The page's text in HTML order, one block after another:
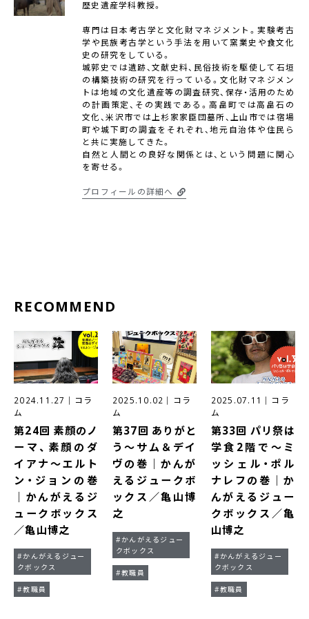
歴史遺産学科教授。
専門は日本考古学と文化財マネジメント。実験考古
学や民族考古学という手法を用いて窯業史や食文化
史の研究をしている。
城郭史では遺跡、文献史料、民俗技術を駆使して石垣
の構築技術の研究を行っている。文化財マネジメン
トは地域の文化遺産等の調査研究、保存・活用のため
の計画策定、その実践である。高畠町では高畠石の
文化、米沢市では上杉家家臣団墓所、上山市では宿場
町や城下町の調査をそれぞれ、地元自治体や住民ら
と共に実施してきた。
自然と人間との良好な関係とは、という問題に関心
を寄せる。
プロフィールの詳細へ
RECOMMEND
2024.11.27 ｜ コラ
ム
第24回 素顔のノ
ーマ、素顔のダ
イアナ～エルト
ン・ジョンの巻
｜かんがえるジ
ュークボックス
／亀山博之
#かんがえるジュー
クボックス
#教職員
2025.10.02 ｜ コラ
ム
第37回 ありがと
う～サム＆デイ
ヴの巻｜かんが
えるジュークボ
ックス／亀山博
之
#かんがえるジュー
クボックス
#教職員
2025.07.11 ｜ コラ
ム
第33回 パリ祭は
学食2階で～ミ
ッシェル・ポル
ナレフの巻｜か
んがえるジュー
クボックス／亀
山博之
#かんがえるジュー
クボックス
#教職員